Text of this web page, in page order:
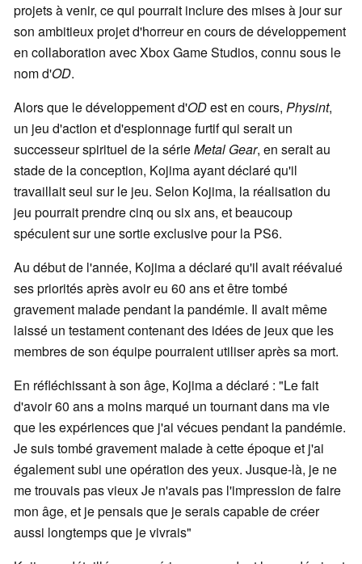
projets à venir, ce qui pourrait inclure des mises à jour sur
son ambitieux projet d'horreur en cours de développement
en collaboration avec Xbox Game Studios, connu sous le
nom d'OD.
Alors que le développement d'ODest en cours, Physint,
un jeu d'action et d'espionnage furtif qui serait un
successeur spirituel de la sérieMetal Gear, en serait au
stade de la conception, Kojima ayant déclaré qu'il
travaillait seul sur le jeu. Selon Kojima, la réalisation du
jeu pourrait prendre cinq ou six ans, et beaucoup
spéculent sur une sortie exclusive pour la PS6.
Au début de l'année, Kojima a déclaré qu'il avait réévalué
ses priorités après avoir eu 60 ans et être tombé
gravement malade pendant la pandémie. Il avait même
laissé un testament contenant des idées de jeux que les
membres de son équipe pourraient utiliser après sa mort.
En réfléchissant à son âge, Kojima a déclaré : "Le fait
d'avoir 60 ans a moins marqué un tournant dans ma vie
que les expériences que j'ai vécues pendant la pandémie.
Je suis tombé gravement malade à cette époque et j'ai
également subi une opération des yeux. Jusque-là, je ne
me trouvais pas vieux Je n'avais pas l'impression de faire
mon âge, et je pensais que je serais capable de créer
aussi longtemps que je vivrais"